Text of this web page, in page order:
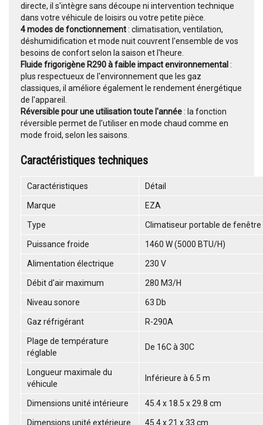
directe, il s'intègre sans découpe ni intervention technique
dans votre véhicule de loisirs ou votre petite pièce.
4 modes de fonctionnement: climatisation, ventilation,
déshumidification et mode nuit couvrent l'ensemble de vos
besoins de confort selon la saison et l'heure.
Fluide frigorigène R290 à faible impact environnemental :
plus respectueux de l'environnement que les gaz
classiques, il améliore également le rendement énergétique
de l'appareil.
Réversible pour une utilisation toute l'année: la fonction
réversible permet de l'utiliser en mode chaud comme en
mode froid, selon les saisons.
Caractéristiques techniques
Caractéristiques Détail
Marque EZA
Type Climatiseur portable de fenêtre
Puissance froide 1460 W (5000 BTU/H)
Alimentation électrique 230 V
Débit d'air maximum 280 M3/H
Niveau sonore 63 Db
Gaz réfrigérant R-290A
Plage de température
réglable
De 16C à 30C
Longueur maximale du
véhicule
Inférieure à 6.5 m
Dimensions unité intérieure 45.4 x 18.5 x 29.8 cm
Dimensions unité extérieure 45.4 x 21 x 33 cm